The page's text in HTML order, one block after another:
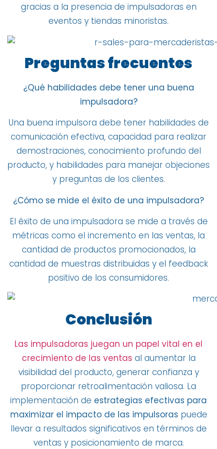
gracias a la presencia de impulsadoras en
eventos y tiendas minoristas.
Preguntas frecuentes
¿Qué habilidades debe tener una buena
impulsadora?
Una buena impulsora debe tener habilidades de
comunicación efectiva, capacidad para realizar
demostraciones, conocimiento profundo del
producto, y habilidades para manejar objeciones
y preguntas de los clientes.
¿Cómo se mide el éxito de una impulsadora?
El éxito de una impulsadora se mide a través de
métricas como el incremento en las ventas, la
cantidad de productos promocionados, la
cantidad de muestras distribuidas y el feedback
positivo de los consumidores.
Conclusión
Las impulsadoras juegan un papel vital en el
crecimiento de las ventas al aumentar la
visibilidad del producto, generar confianza y
proporcionar retroalimentación valiosa. La
implementación de estrategias efectivas para
maximizar el impacto de las impulsoras puede
llevar a resultados significativos en términos de
ventas y posicionamiento de marca.